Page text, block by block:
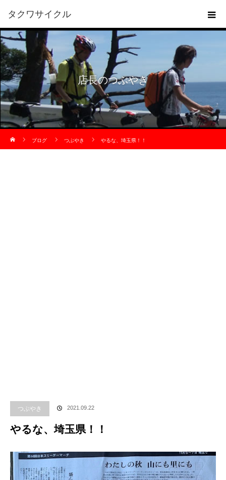
タクワサイクル
店長のつぶやき
ブログ
つぶやき やるな、埼玉県！！
つぶやき 2021.09.22
やるな、埼玉県！！